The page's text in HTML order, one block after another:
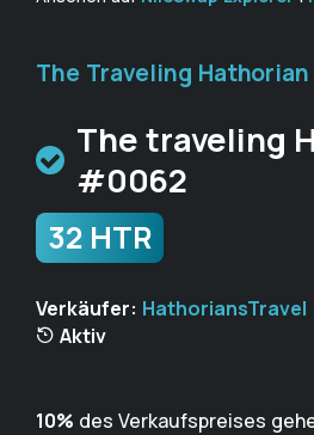
The Traveling Hathorian
The traveling
#0062
32 HTR
Verkäufer: HathoriansTravel
Aktiv
10% des Verkaufspreises